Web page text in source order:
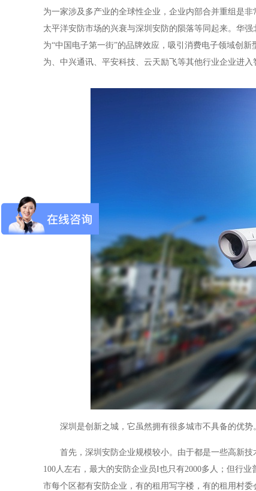
为一家涉及多产业的全球性企业，企业内部合并重组是
太平洋安防市场的兴衰与深圳安防的陨落等同起来。华
为“中国电子第一街”的品牌效应，吸引消费电子领域创
为、中兴通讯、平安科技、云天励飞等其他行业企业进
深圳是创新之城，它虽然拥有很多城市不具备的优势
首先，深圳安防企业规模较小。由于都是一些高新
100人左右，最大的安防企业员I也只有2000多人；但行
市每个区都有安防企业，有的租用写字楼，有的租用村